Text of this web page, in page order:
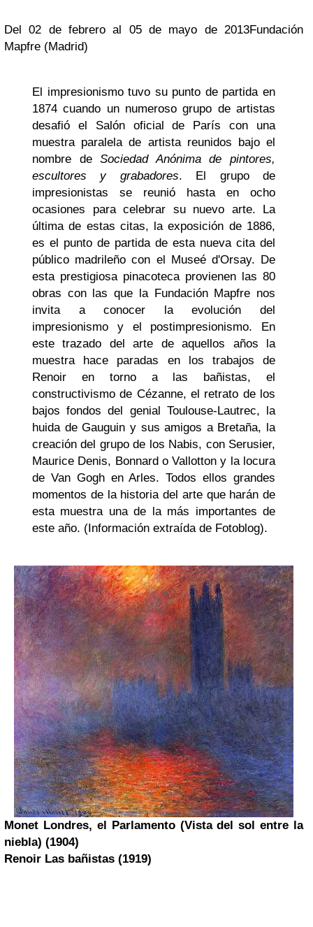
Del 02 de febrero al 05 de mayo de 2013Fundación
Mapfre (Madrid)
El impresionismo tuvo su punto de partida en
1874 cuando un numeroso grupo de artistas
desafió el Salón oficial de París con una
muestra paralela de artista reunidos bajo el
nombre deSociedad Anónima de pintores,
escultores y grabadores. El grupo de
impresionistas se reunió hasta en ocho
ocasiones para celebrar su nuevo arte. La
última de estas citas, la exposición de 1886,
es el punto de partida de esta nueva cita del
público madrileño con el Museé d'Orsay. De
esta prestigiosa pinacoteca provienen las 80
obras con las que la Fundación Mapfre nos
invita a conocer la evolución del
impresionismo y el postimpresionismo. En
este trazado del arte de aquellos años la
muestra hace paradas en los trabajos de
Renoir en torno a las bañistas, el
constructivismo de Cézanne, el retrato de los
bajos fondos del genial Toulouse-Lautrec, la
huida de Gauguin y sus amigos a Bretaña, la
creación del grupo de los Nabis, con Serusier,
Maurice Denis, Bonnard o Vallotton y la locura
de Van Gogh en Arles. Todos ellos grandes
momentos de la historia del arte que harán de
esta muestra una de la más importantes de
este año. (Información extraída de Fotoblog).
Monet Londres, el Parlamento (Vista del sol entre la
niebla) (1904)
Renoir Las bañistas (1919)